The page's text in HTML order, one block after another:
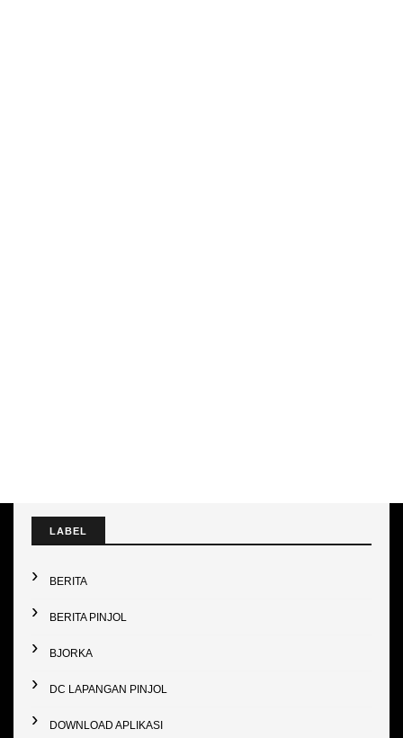
LABEL
BERITA
BERITA PINJOL
BJORKA
DC LAPANGAN PINJOL
DOWNLOAD APLIKASI